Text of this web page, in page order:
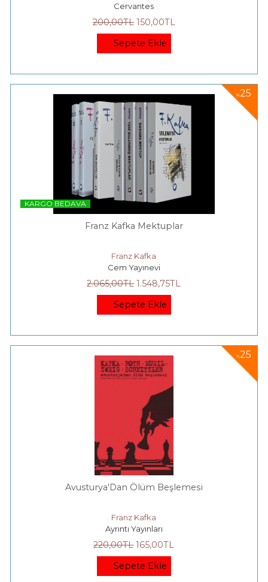
Cervantes
200,00TL 150,00TL
Sepete Ekle
%25
KARGO BEDAVA
Franz Kafka Mektuplar
Franz Kafka
Cem Yayınevi
2.065,00TL 1.548,75TL
Sepete Ekle
%25
Avusturya'Dan Ölüm Beşlemesi
Franz Kafka
Ayrıntı Yayınları
220,00TL 165,00TL
Sepete Ekle